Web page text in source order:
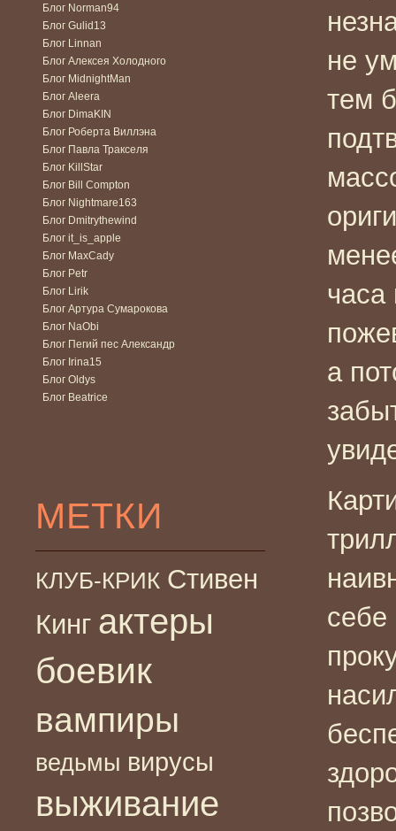
Блог Norman94
Блог Gulid13
Блог Linnan
Блог Алексея Холодного
Блог MidnightMan
Блог Aleera
Блог DimaKIN
Блог Роберта Виллэна
Блог Павла Тракселя
Блог KillStar
Блог Bill Compton
Блог Nightmare163
Блог Dmitrythewind
Блог it_is_apple
Блог MaxCady
Блог Petr
Блог Lirik
Блог Артура Сумарокова
Блог NaObi
Блог Пегий пес Александр
Блог Irina15
Блог Oldys
Блог Beatrice
МЕТКИ
КЛУБ-КРИК Стивен
Кинг актеры
боевик
вампиры
ведьмы вирусы
выживание
не
тем
часа
а
себе